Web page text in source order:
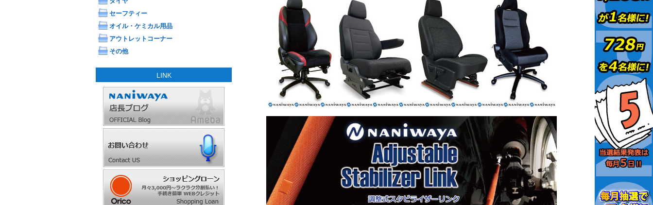
セーフティー
オイル・ケミカル用品
アウトレットコーナー
その他
LINK